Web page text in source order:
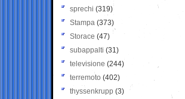
sprechi (319)
Stampa (373)
Storace (47)
subappalti (31)
televisione(244)
terremoto (402)
thyssenkrupp (3)